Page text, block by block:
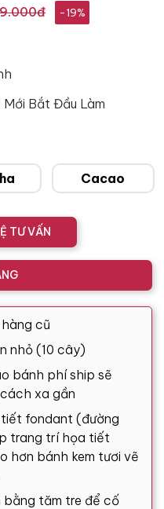
-19%
Mới Bắt Đầu Làm
Cacao
TƯ VẤN
cũ
nhỏ (10 cây)
bánh phí ship sẽ
xa gần
fondant (đường
trang trí họa tiết
hơn bánh kem tươi vẽ
bằng tăm tre để cố